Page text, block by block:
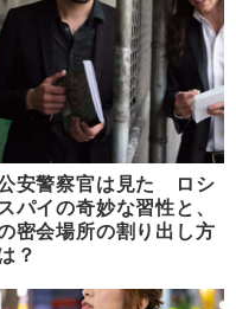
安警察官は見た ロシ
パイの奇妙な習性と、
密会場所の割り出し方
？